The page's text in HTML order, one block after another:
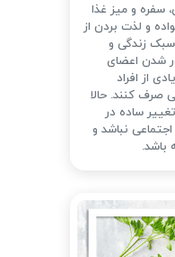
سفره و میز غذا
و لذت بردن از
سبک زندگی و
شدن اعضای
از افراد
صرف کنند. حالا
ساده در
نباشد و
باشد.